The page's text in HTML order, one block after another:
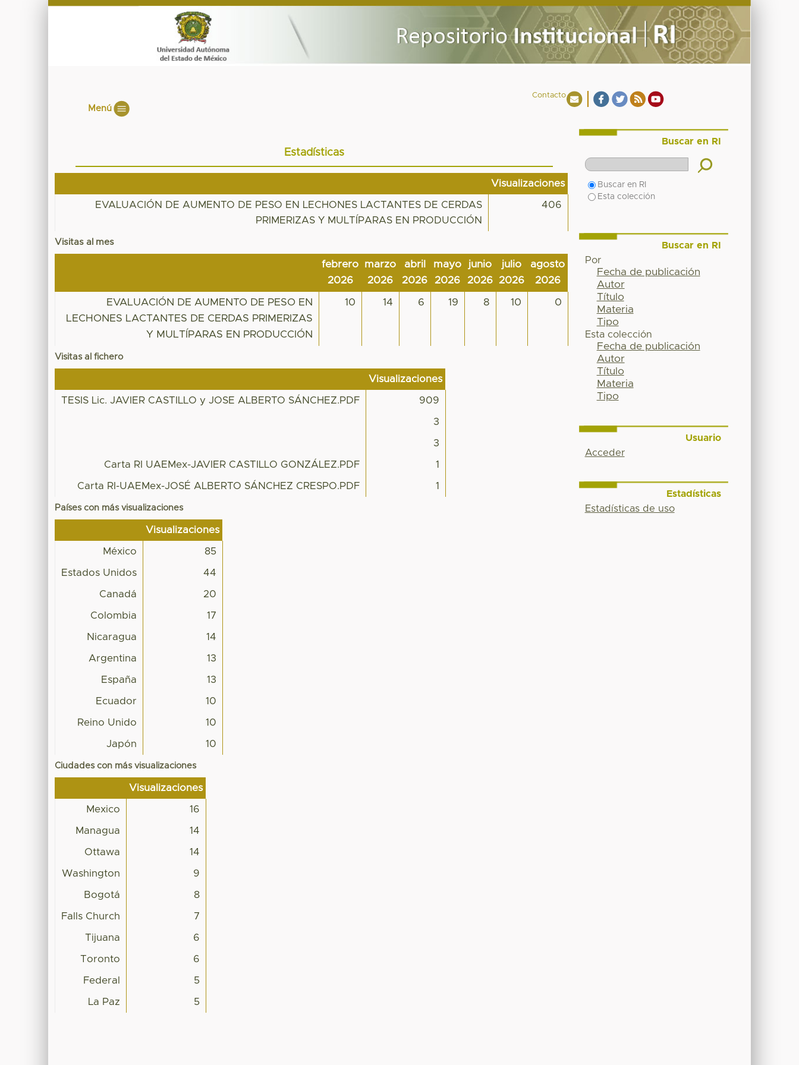
Contacto
Menú
Estadísticas
Visualizaciones
EVALUACIÓN DE AUMENTO DE PESO EN LECHONES LACTANTES DE CERDAS
PRIMERIZAS Y MULTÍPARAS EN PRODUCCIÓN
406
Visitas al mes
febrero
2026
marzo
2026
abril
2026
mayo
2026
junio
2026
julio
2026
agosto
2026
EVALUACIÓN DE AUMENTO DE PESO EN
LECHONES LACTANTES DE CERDAS PRIMERIZAS
Y MULTÍPARAS EN PRODUCCIÓN
10 14 6 19 8 10 0
Visitas al fichero
Visualizaciones
TESIS Lic. JAVIER CASTILLO y JOSE ALBERTO SÁNCHEZ.PDF 909
3
3
Carta RI UAEMex-JAVIER CASTILLO GONZÁLEZ.PDF 1
Carta RI-UAEMex-JOSÉ ALBERTO SÁNCHEZ CRESPO.PDF 1
Países con más visualizaciones
Visualizaciones
México 85
Estados Unidos 44
Canadá 20
Colombia 17
Nicaragua 14
Argentina 13
España 13
Ecuador 10
Reino Unido 10
Japón 10
Ciudades con más visualizaciones
Visualizaciones
Mexico 16
Managua 14
Ottawa 14
Washington 9
Bogotá 8
Falls Church 7
Tijuana 6
Toronto 6
Federal 5
La Paz 5
Buscar en RI
Buscar en RI
Esta colección
Buscar en RI
Por
Fecha de publicación
Autor
Título
Materia
Tipo
Esta colección
Fecha de publicación
Autor
Título
Materia
Tipo
Usuario
Acceder
Estadísticas
Estadísticas de uso